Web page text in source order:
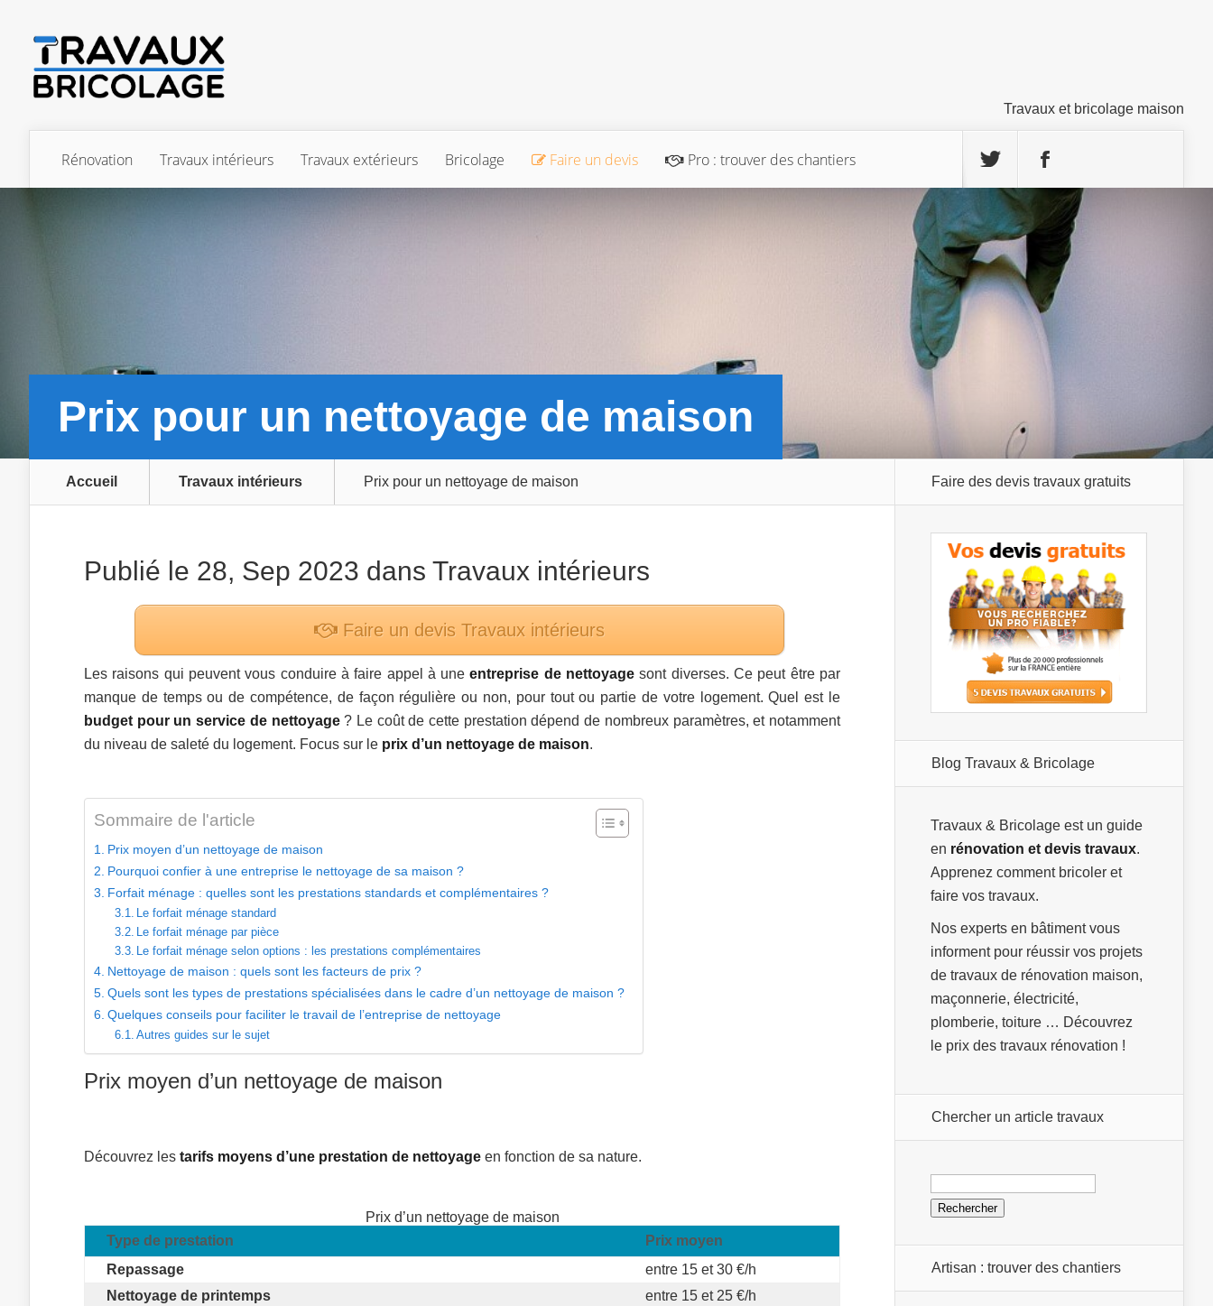
Travaux et bricolage maison
Rénovation Travaux intérieurs Travaux extérieurs Bricolage Faire un devis Pro : trouver des chantiers
Prix pour un nettoyage de maison
Accueil Travaux intérieurs Prix pour un nettoyage de maison
Publié le 28, Sep 2023 dans Travaux intérieurs
Faire un devis Travaux intérieurs
Les raisons qui peuvent vous conduire à faire appel à uneentreprise de nettoyage sont diverses. Ce peut être par
manque de temps ou de compétence, de façon régulière ou non, pour tout ou partie de votre logement. Quel est le
budget pour un service de nettoyage? Le coût de cette prestation dépend de nombreux paramètres, et notamment
du niveau de saleté du logement. Focus sur le prix d’un nettoyage de maison.
Sommaire de l'article
Prix moyen d’un nettoyage de maison
Pourquoi confier à une entreprise le nettoyage de sa maison ?
Forfait ménage : quelles sont les prestations standards et complémentaires ?
Le forfait ménage standard
Le forfait ménage par pièce
Le forfait ménage selon options : les prestations complémentaires
Nettoyage de maison : quels sont les facteurs de prix ?
Quels sont les types de prestations spécialisées dans le cadre d’un nettoyage de maison ?
Quelques conseils pour faciliter le travail de l’entreprise de nettoyage
Autres guides sur le sujet
Prix moyen d’un nettoyage de maison
Découvrez les tarifs moyens d’une prestation de nettoyage en fonction de sa nature.
Prix d’un nettoyage de maison
Type de prestation
Prix moyen
Repassage
entre 15 et 30 €/h
Nettoyage de printemps
entre 15 et 25 €/h
Faire des devis travaux gratuits
Blog Travaux & Bricolage
Travaux & Bricolage est un guide
en rénovation et devis travaux.
Apprenez comment bricoler et
faire vos travaux.
Nos experts en bâtiment vous
informent pour réussir vos projets
de travaux de rénovation maison,
maçonnerie, électricité,
plomberie, toiture … Découvrez
le prix des travaux rénovation !
Chercher un article travaux
Rechercher :
Artisan : trouver des chantiers